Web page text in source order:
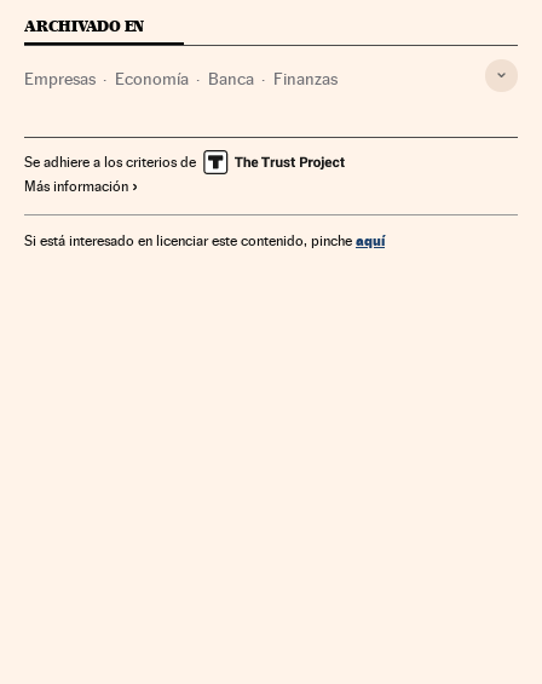
ARCHIVADO EN
Empresas Economía Banca Finanzas
Se adhiere a los criterios de
Más información
Si está interesado en licenciar este contenido, pinche aquí